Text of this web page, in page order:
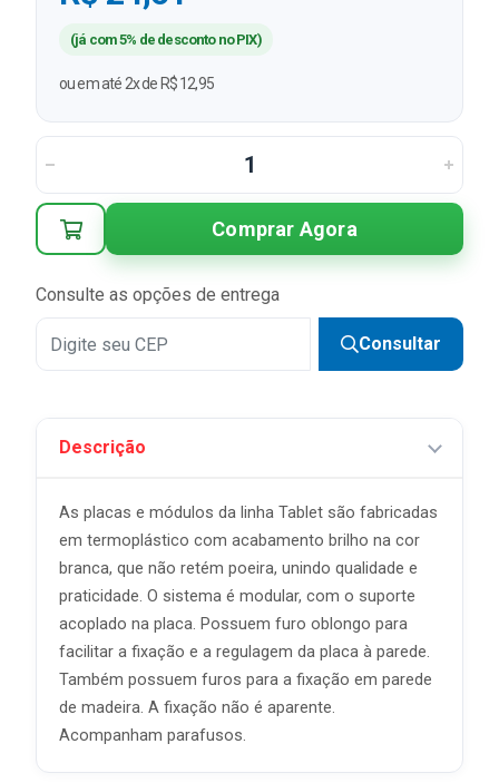
(já com 5% de desconto no PIX)
ou em até 2x de R$ 12,95
Comprar Agora
Consulte as opções de entrega
Consultar
Descrição
As placas e módulos da linha Tablet são fabricadas
em termoplástico com acabamento brilho na cor
branca, que não retém poeira, unindo qualidade e
praticidade. O sistema é modular, com o suporte
acoplado na placa. Possuem furo oblongo para
facilitar a fixação e a regulagem da placa à parede.
Também possuem furos para a fixação em parede
de madeira. A fixação não é aparente.
Acompanham parafusos.